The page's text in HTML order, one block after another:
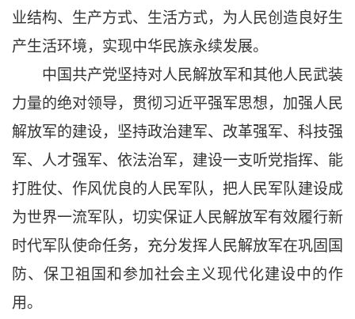
业结构、生产方式、生活方式，为人民创造良好生
产生活环境，实现中华民族永续发展。
中国共产党坚持对人民解放军和其他人民武装
力量的绝对领导，贯彻习近平强军思想，加强人民
解放军的建设，坚持政治建军、改革强军、科技强
军、人才强军、依法治军，建设一支听党指挥、能
打胜仗、作风优良的人民军队，把人民军队建设成
为世界一流军队，切实保证人民解放军有效履行新
时代军队使命任务，充分发挥人民解放军在巩固国
防、保卫祖国和参加社会主义现代化建设中的作
用。